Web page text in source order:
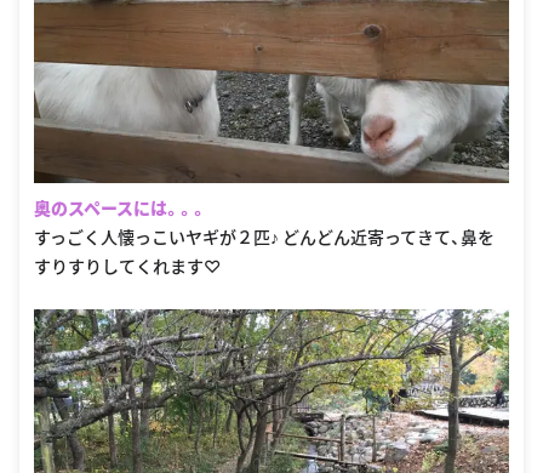
奥のスペースには。。。
すっごく人懐っこいヤギが２匹♪ どんどん近寄ってきて、鼻を
すりすりしてくれます♡